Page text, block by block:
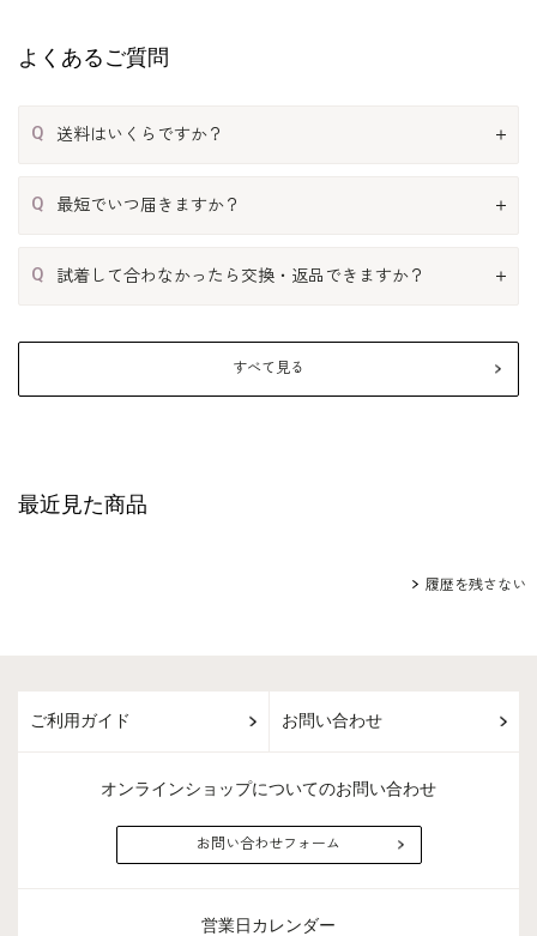
よくあるご質問
Q 送料はいくらですか？
Q 最短でいつ届きますか？
Q 試着して合わなかったら交換・返品できますか？
すべて見る
最近見た商品
履歴を残さない
ご利用ガイド お問い合わせ
オンラインショップについてのお問い合わせ
お問い合わせフォーム
営業日カレンダー